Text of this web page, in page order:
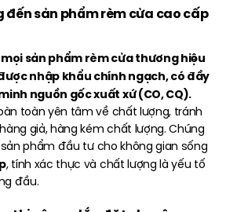
đến sản phẩm rèm cửa cao cấp
sản phẩm rèm cửa thương hiệu
nhập khẩu chính ngạch, có đầy
nguồn gốc xuất xứ (CO, CQ).
toàn yên tâm về chất lượng, tránh
giả, hàng kém chất lượng. Chúng
phẩm đầu tư cho không gian sống
, tính xác thực và chất lượng là yếu tố
đầu.